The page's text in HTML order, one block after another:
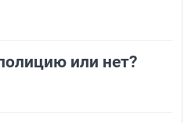
или нет?